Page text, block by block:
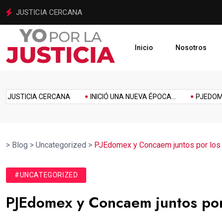
INICIÓ UNA NUEVA ÉPOCA PARA LA JUSTICIA MEXIQUENSE
Inicio Nosotros
CERCANA INICIÓ UNA NUEVA ÉPOCA... PJEDOMEX
Homenaje Inclusión Innovación Link Music Politics
> Blog > Uncategorized > PJEdomex y Concaem juntos por
#UNCATEGORIZED
PJEdomex y Concaem juntos